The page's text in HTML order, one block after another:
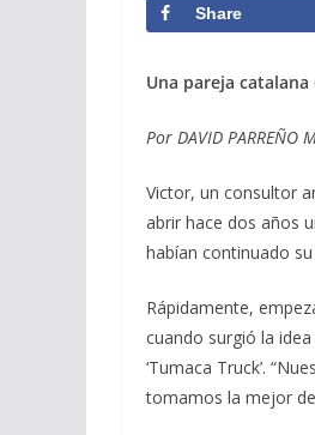
Share
Una pareja
Por DAVID PARREÑO
Victor, un consultor
abrir hace dos años
habían continuado
Rápidamente,
cuando surgió la
‘Tumaca Truck’.
tomamos la mejor